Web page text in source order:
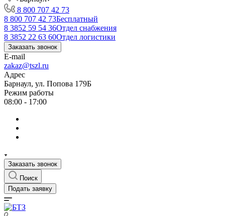
8 800 707 42 73
8 800 707 42 73Бесплатный
8 3852 59 54 36Отдел снабжения
8 3852 22 63 60Отдел логистики
Заказать звонок
E-mail
zakaz@tszl.ru
Адрес
Барнаул, ул. Попова 179Б
Режим работы
08:00 - 17:00
Заказать звонок
Поиск
Подать заявку